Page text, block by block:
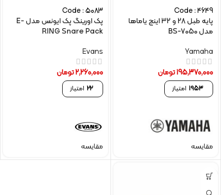
Code : 4649
پایه طبل 28 و 32 اینچ یاماها
مدل BS-7050
Yamaha
195,370,000تومان
1953 امتیاز
مقایسه
Code : 5083
پک اورینگ پک ایونس مدل E-
RING Snare Pack
Evans
2,260,000تومان
22 امتیاز
مقایسه